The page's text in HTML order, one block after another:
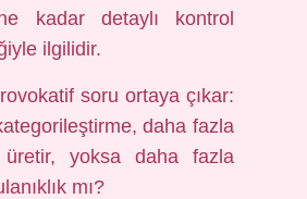
kadar detaylı kontrol
ilgilidir.
soru ortaya çıkar:
daha fazla
yoksa daha fazla
mı?